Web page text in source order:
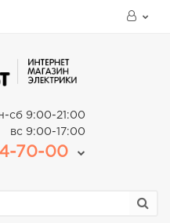
сб 9:00-21:00
вс 9:00-17:00
70-00